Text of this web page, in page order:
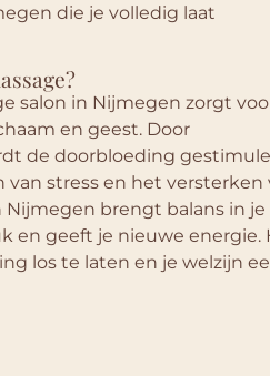
die je volledig laat
salon in Nijmegen zorgt
en geest. Door
de doorbloeding
stress en het versterken
Nijmegen brengt balans in je
en geeft je nieuwe energie.
los te laten en je welzijn